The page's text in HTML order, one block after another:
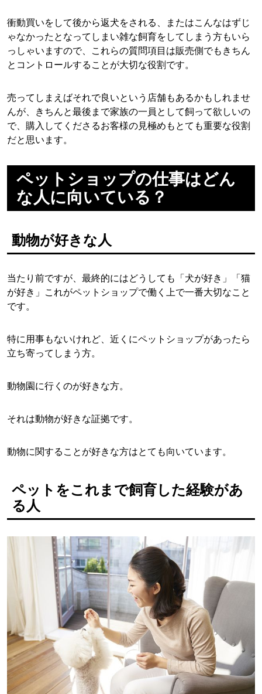
衝動買いをして後から返犬をされる、またはこんなはずじ
ゃなかったとなってしまい雑な飼育をしてしまう方もいら
っしゃいますので、これらの質問項目は販売側でもきちん
とコントロールすることが大切な役割です。
売ってしまえばそれで良いという店舗もあるかもしれませ
んが、きちんと最後まで家族の一員として飼って欲しいの
で、購入してくださるお客様の見極めもとても重要な役割
だと思います。
ペットショップの仕事はどん
な人に向いている？
動物が好きな人
当たり前ですが、最終的にはどうしても「犬が好き」「猫
が好き」これがペットショップで働く上で一番大切なこと
です。
特に用事もないけれど、近くにペットショップがあったら
立ち寄ってしまう方。
動物園に行くのが好きな方。
それは動物が好きな証拠です。
動物に関することが好きな方はとても向いています。
ペットをこれまで飼育した経験があ
る人